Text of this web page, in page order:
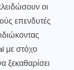
οι
επενδυτές
με στόχο
ξεκαθαρίσει